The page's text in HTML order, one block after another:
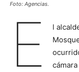
Foto: Agencias.
E
l